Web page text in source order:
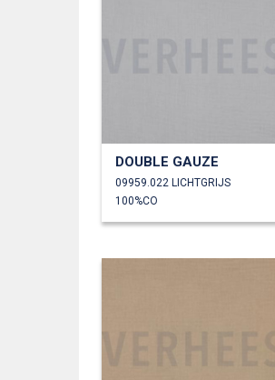
DOUBLE GAUZE
09959.022 LICHTGRIJS
100%CO